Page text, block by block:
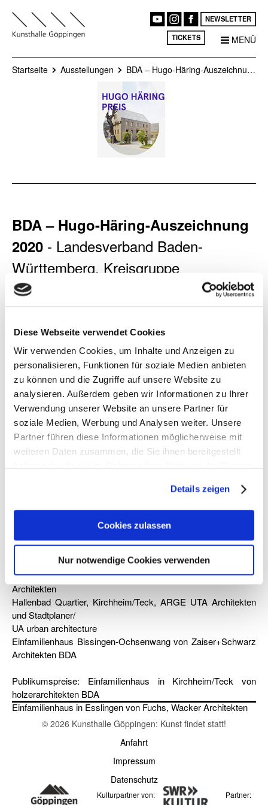
Diese Webseite verwendet Cookies
Wir verwenden Cookies, um Inhalte und Anzeigen zu
personalisieren, Funktionen für soziale Medien anbieten
zu können und die Zugriffe auf unsere Website zu
analysieren. Außerdem geben wir Informationen zu Ihrer
Verwendung unserer Website an unsere Partner für
soziale Medien, Werbung und Analysen weiter. Unsere
Partner führen diese Informationen möglicherweise mit
weiteren Daten zusammen, die Sie ihnen bereitgestellt
Cookies, wenn Sie unsere Webseite weiterhin nutzen.
Details zeigen
Cookies zulassen
Nur notwendige Cookies verwenden
NEWSLETTER
TICKETS MENÜ
Startseite Ausstellungen BDA – Hugo-Häring-Auszeichnung 2020
BDA – Hugo-Häring-Auszeichnung
2020 - Landesverband Baden-
Württemberg, Kreisgruppe
Esslingen/Göppingen
Ort
Zeitraum
17.10.2020 -
08.11.2020
Architekten BDA Baden-
Württemberg verleiht seit 1969
im Abstand von
3 Jahren den Hugo-Häring-
Preis für vorbildliche Bauwerke
in Baden-Württemberg an
Bauherren und Architekten für
ihr gemeinsames Werk. Das Auszeichnungsverfahren ist
zweistufig, in der ersten Stufe werden die Hugo-Häring-
Auszeichnungen verliehen, in der zweiten Stufe die Hugo-
Hugo-Häring-Auszeichnung 2020 erhielten:
Neubau Technikum Wala, Bad Boll von h4a Architekten
Neubau Stadtwerke Leinfelden-Echterdingen, LIMA
Architekten
Haus für Kinder, Ostfildern von se/arch Architekten BDA
Neubau Süderweiterung EMAG von Neugebauer + Rösch
Architekten
Hallenbad Quartier, Kirchheim/Teck, ARGE UTA Architekten
und Stadtplaner/
UA urban architecture
Einfamilienhaus Bissingen-Ochsenwang von Zaiser+Schwarz
Architekten BDA
Publikumspreise: Einfamilienhaus in Kirchheim/Teck von
holzerarchitekten BDA
Einfamilienhaus in Esslingen von Fuchs, Wacker Architekten
© 2026 Kunsthalle Göppingen: Kunst findet statt!
Anfahrt
Impressum
Datenschutz
Kulturpartner von: Partner: